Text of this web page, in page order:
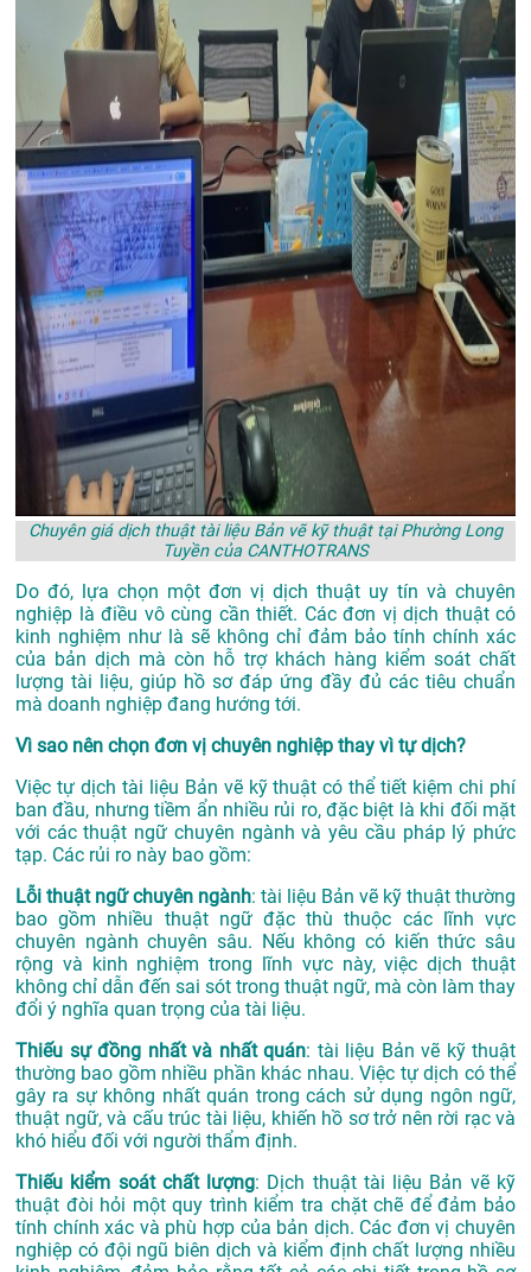
Chuyên giá dịch thuật tài liệu Bản vẽ kỹ thuật tại Phường Long
Tuyền của CANTHOTRANS
Do đó, lựa chọn một đơn vị dịch thuật uy tín và chuyên
nghiệp là điều vô cùng cần thiết. Các đơn vị dịch thuật có
kinh nghiệm như là sẽ không chỉ đảm bảo tính chính xác
của bản dịch mà còn hỗ trợ khách hàng kiểm soát chất
lượng tài liệu, giúp hồ sơ đáp ứng đầy đủ các tiêu chuẩn
mà doanh nghiệp đang hướng tới.
Vì sao nên chọn đơn vị chuyên nghiệp thay vì tự dịch?
Việc tự dịch tài liệu Bản vẽ kỹ thuật có thể tiết kiệm chi phí
ban đầu, nhưng tiềm ẩn nhiều rủi ro, đặc biệt là khi đối mặt
với các thuật ngữ chuyên ngành và yêu cầu pháp lý phức
tạp. Các rủi ro này bao gồm:
Lỗi thuật ngữ chuyên ngành: tài liệu Bản vẽ kỹ thuật thường
bao gồm nhiều thuật ngữ đặc thù thuộc các lĩnh vực
chuyên ngành chuyên sâu. Nếu không có kiến thức sâu
rộng và kinh nghiệm trong lĩnh vực này, việc dịch thuật
không chỉ dẫn đến sai sót trong thuật ngữ, mà còn làm thay
đổi ý nghĩa quan trọng của tài liệu.
Thiếu sự đồng nhất và nhất quán: tài liệu Bản vẽ kỹ thuật
thường bao gồm nhiều phần khác nhau. Việc tự dịch có thể
gây ra sự không nhất quán trong cách sử dụng ngôn ngữ,
thuật ngữ, và cấu trúc tài liệu, khiến hồ sơ trở nên rời rạc và
khó hiểu đối với người thẩm định.
Thiếu kiểm soát chất lượng: Dịch thuật tài liệu Bản vẽ kỹ
thuật đòi hỏi một quy trình kiểm tra chặt chẽ để đảm bảo
tính chính xác và phù hợp của bản dịch. Các đơn vị chuyên
nghiệp có đội ngũ biên dịch và kiểm định chất lượng nhiều